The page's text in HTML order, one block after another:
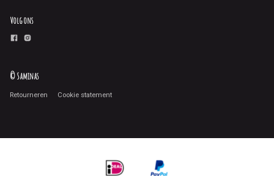
Volg ons
© Saminas
Retourneren Cookie statement